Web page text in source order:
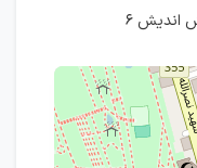
اندیش ۶